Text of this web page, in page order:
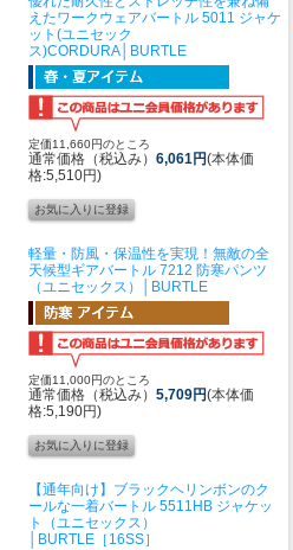
えたワークウェアバートル 5011 ジャケ
ット(ユニセック
ス)CORDURA│BURTLE
定価11,660円のところ
通常価格（税込み） 6,061円(本体価
格:5,510円)
軽量・防風・保温性を実現！無敵の全
天候型ギアバートル 7212 防寒パンツ
（ユニセックス）│BURTLE
定価11,000円のところ
通常価格（税込み） 5,709円(本体価
格:5,190円)
【通年向け】ブラックヘリンボンのク
ールな一着バートル 5511HB ジャケッ
ト（ユニセックス）
│BURTLE［16SS］